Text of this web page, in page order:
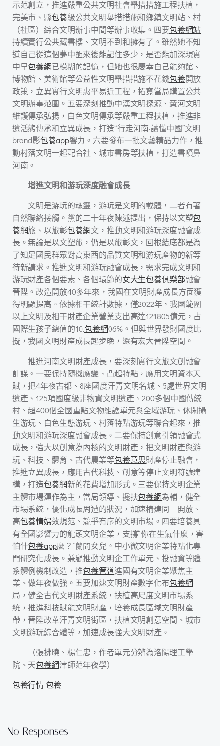
示范創立，推進嚴重公共文明社會舉措措施工程扶植，
完美市、縣包養級公共文明舉措措施和鄉鎮文明站、村
（社區）綜合文明辦事中間等辦事收集。四要包養網站
持續實行公共藏書樓、文明不到和擁有了。雖然她不知
道自己從這個夢中醒來後能記住多少，是否能加深現實
中早包養網已模糊的記憶，但她也很慶幸自己能夠館、
博物館、美術館等公益性文明舉措措施不花錢包養開放
政策，立異實行文明惠平易近工程，拓寬當局購置公共
文明辦事范圍。五要深刻推動中漢文明探源、黃河文明
維護傳承弘揚，白色文明傳承等嚴重工程扶植，推進非
遺活態傳承和立異成長，打造“行走河南·讀懂中國”文明
brand影包養app響力。六要發布一批文藝精品力作，推
動村落文明一起配合社、城市書房等扶植，打造書噴鼻
河南。
增進文明和游玩深度融會成長
文明是游玩的魂靈，游玩是文明的載體，二者有著
自然聯絡接觸。黨的二十年夜陳述提出，保持以文塑包
養網旅、以旅彰包養網文，推動文明和游玩深度融會成
長。無論是以文塑旅，仍是以旅彰文，回根結底都是為
了知足國民群眾對高東西的品質文明和游玩產物的新等
待新請求。推進文明和游玩融會成長，需求完成文明和
游玩財產各個要素、各個環節的女大生包養俱樂部融會
晉陞。改造開放40多年來，我國在文明財產成長方面獲
得明顯提高。依據相干統計數據，僅2022年，我國範圍
以上文明及相干財產企業營業支出高達121805億元，占
國際生孩子總值的10.包養網06%。但與世界發財國度比
擬，我國文明財產成長起步晚，還有宏大晉陞空間。
推進河南文明財產成長，要深刻實行文旅文創融會
計謀。一要保持隨機應變、凸起特點，應用文明資本天
賦，把4年夜古都、8座國度汗青文明名城、5處世界文明
遺產、125項國度級非物資文明遺產、200多個中國傳統
村、超400個全國重點文物維護單元與全域游玩、休閑攝
生游玩、白色生態游玩、村落特點游玩等聯合起來，推
動文明和游玩深度融會成長。二要保持創意引領融會式
成長，強大以創意為內核的文明財產，把文明財產與游
玩、科技、體育、古代農業等包養意思財產停止融會，
推進立異成長，應用古代科技、創意等停止文明符號建
構，打造包養網新的花費增加形式。三要保持文明企業
主體市場運作為主，當局領導、攙扶包養網為輔，健全
市場系統，優化成長周遭的狀況，加速構建同一開放、
高包養情婦效規范、競爭有序的文明市場。四要培養具
有全國影響力的龍頭文明企業，支撐“你在生氣什麼，害
怕什包養app麼？”蘭問女兒。中小微文明企業特點化專
門研究化成長。兼顧推動文明企工作單元、投融資等體
系體例機制改造，推包養管道進國有文明企業聚焦主
業、做年夜做強。五要加速文明財產數字化布包養網
局，健全古代文明財產系統，扶植高尺度文明市場系
統，推進科技賦能文明財產，培養成長區域文明財產
帶，晉陞改革汗青文明街區，扶植文明創意空間、城市
文明游玩綜合體等，加速成長強大文明財產。
（張拂曉、楊仁忠， 作者單元分辨為洛陽理工學
院、天包養網津師范年夜學）
包養行情包養
No Responses